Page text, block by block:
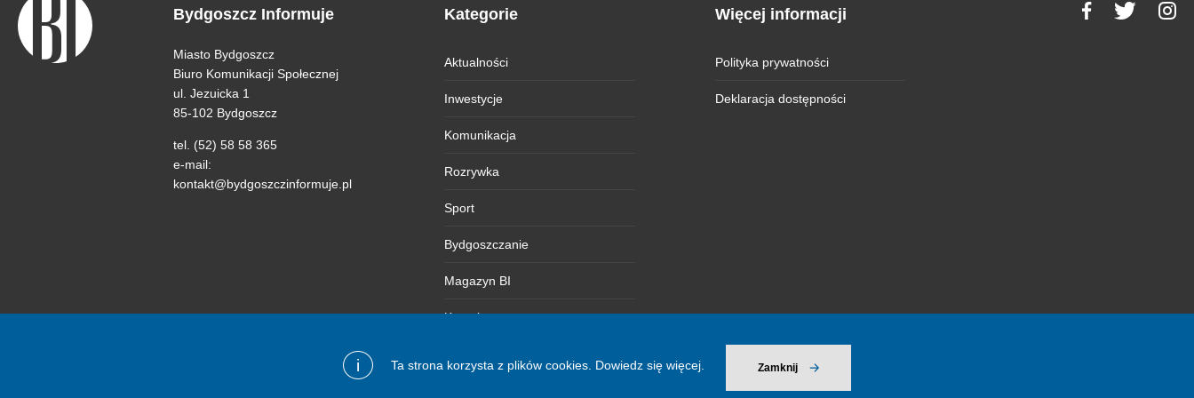
i Ta strona korzysta z plików cookies. Dowiedz się więcej. Zamknij
Bydgoszcz Informuje
Miasto Bydgoszcz
Biuro Komunikacji Społecznej
ul. Jezuicka 1
85-102 Bydgoszcz
tel. (52) 58 58 365
e-mail:
kontakt@bydgoszczinformuje.pl
Kategorie
Aktualności
Inwestycje
Komunikacja
Rozrywka
Sport
Bydgoszczanie
Magazyn BI
Kontakt
Więcej informacji
Polityka prywatności
Deklaracja dostępności